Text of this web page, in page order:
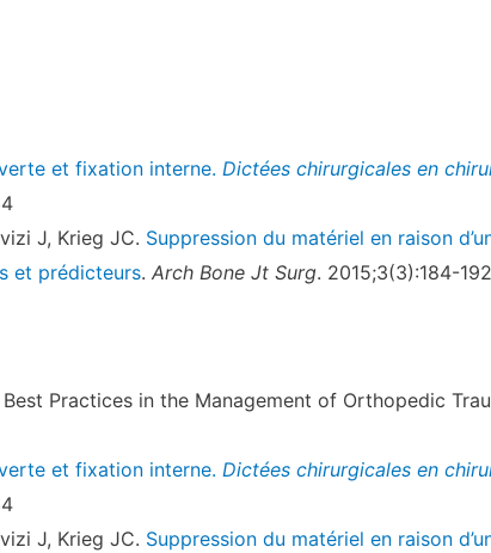
et fixation interne. Dictées chirurgicales en
J, Krieg JC. Suppression du matériel en raison
et prédicteurs. Arch Bone Jt Surg. 2015;3(3):184-192
Practices in the Management of Orthopedic
et fixation interne. Dictées chirurgicales en
J, Krieg JC. Suppression du matériel en raison